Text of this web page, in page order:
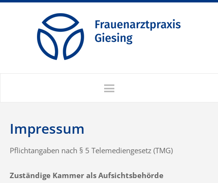
Impressum
Pflichtangaben nach § 5 Telemediengesetz (TMG)
Zuständige Kammer als Aufsichtsbehörde